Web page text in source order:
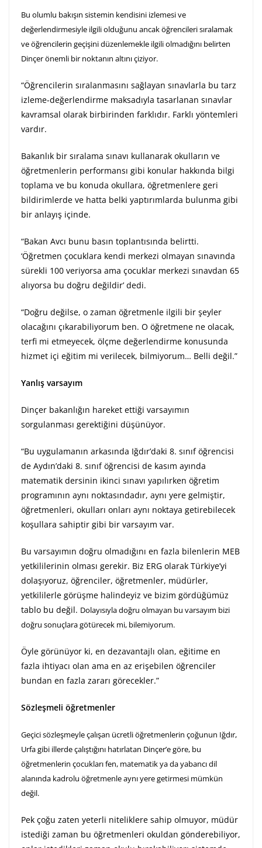
Bu olumlu bakışın sistemin kendisini izlemesi ve
değerlendirmesiyle ilgili olduğunu ancak öğrencileri sıralamak
ve öğrencilerin geçişini düzenlemekle ilgili olmadığını belirten
Dinçer önemli bir noktanın altını çiziyor.
“Öğrencilerin sıralanmasını sağlayan sınavlarla bu tarz
izleme-değerlendirme maksadıyla tasarlanan sınavlar
kavramsal olarak birbirinden farklıdır. Farklı yöntemleri
vardır.
Bakanlık bir sıralama sınavı kullanarak okulların ve
öğretmenlerin performansı gibi konular hakkında bilgi
toplama ve bu konuda okullara, öğretmenlere geri
bildirimlerde ve hatta belki yaptırımlarda bulunma gibi
bir anlayış içinde.
“Bakan Avcı bunu basın toplantısında belirtti.
‘Öğretmen çocuklara kendi merkezi olmayan sınavında
sürekli 100 veriyorsa ama çocuklar merkezi sınavdan 65
alıyorsa bu doğru değildir’ dedi.
“Doğru değilse, o zaman öğretmenle ilgili bir şeyler
olacağını çıkarabiliyorum ben. O öğretmene ne olacak,
terfi mi etmeyecek, ölçme değerlendirme konusunda
hizmet içi eğitim mi verilecek, bilmiyorum… Belli değil.”
Yanlış varsayım
Dinçer bakanlığın hareket ettiği varsayımın
sorgulanması gerektiğini düşünüyor.
“Bu uygulamanın arkasında Iğdır’daki 8. sınıf öğrencisi
de Aydın’daki 8. sınıf öğrencisi de kasım ayında
matematik dersinin ikinci sınavı yapılırken öğretim
programının aynı noktasındadır, aynı yere gelmiştir,
öğretmenleri, okulları onları aynı noktaya getirebilecek
koşullara sahiptir gibi bir varsayım var.
Bu varsayımın doğru olmadığını en fazla bilenlerin MEB
yetkililerinin olması gerekir. Biz ERG olarak Türkiye’yi
dolaşıyoruz, öğrenciler, öğretmenler, müdürler,
yetkililerle görüşme halindeyiz ve bizim gördüğümüz
tablo bu değil. Dolayısıyla doğru olmayan bu varsayım bizi
doğru sonuçlara götürecek mi, bilemiyorum.
Öyle görünüyor ki, en dezavantajlı olan, eğitime en
fazla ihtiyacı olan ama en az erişebilen öğrenciler
bundan en fazla zararı görecekler.”
Sözleşmeli öğretmenler
Geçici sözleşmeyle çalışan ücretli öğretmenlerin çoğunun Iğdır,
Urfa gibi illerde çalıştığını hatırlatan Dinçer’e göre, bu
öğretmenlerin çocukları fen, matematik ya da yabancı dil
alanında kadrolu öğretmenle aynı yere getirmesi mümkün
değil.
Pek çoğu zaten yeterli niteliklere sahip olmuyor, müdür
istediği zaman bu öğretmenleri okuldan gönderebiliyor,